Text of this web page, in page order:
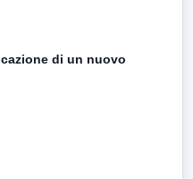
di un nuovo